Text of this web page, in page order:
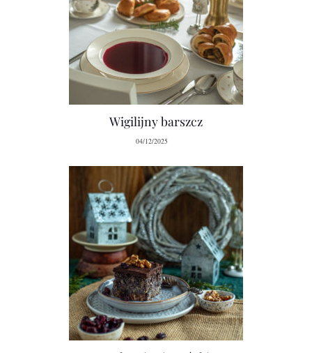
Wigilijny barszcz
04/12/2025